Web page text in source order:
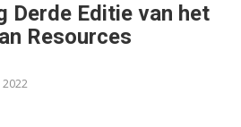
Derde Editie van het
Resources
2022